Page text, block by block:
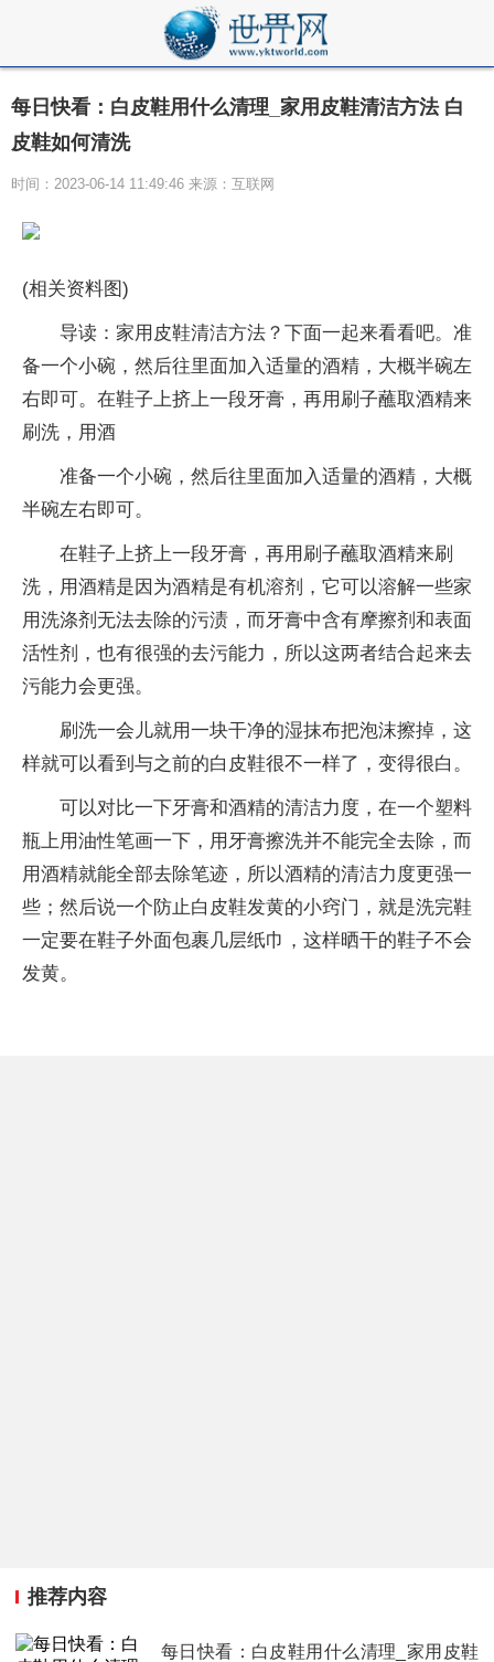
每日快看：白皮鞋用什么清理_家用皮鞋清洁方法 白
皮鞋如何清洗
时间：2023-06-14 11:49:46 来源：互联网
(相关资料图)
导读：家用皮鞋清洁方法？下面一起来看看吧。准
备一个小碗，然后往里面加入适量的酒精，大概半碗左
右即可。在鞋子上挤上一段牙膏，再用刷子蘸取酒精来
刷洗，用酒
准备一个小碗，然后往里面加入适量的酒精，大概
半碗左右即可。
在鞋子上挤上一段牙膏，再用刷子蘸取酒精来刷
洗，用酒精是因为酒精是有机溶剂，它可以溶解一些家
用洗涤剂无法去除的污渍，而牙膏中含有摩擦剂和表面
活性剂，也有很强的去污能力，所以这两者结合起来去
污能力会更强。
刷洗一会儿就用一块干净的湿抹布把泡沫擦掉，这
样就可以看到与之前的白皮鞋很不一样了，变得很白。
可以对比一下牙膏和酒精的清洁力度，在一个塑料
瓶上用油性笔画一下，用牙膏擦洗并不能完全去除，而
用酒精就能全部去除笔迹，所以酒精的清洁力度更强一
些；然后说一个防止白皮鞋发黄的小窍门，就是洗完鞋
一定要在鞋子外面包裹几层纸巾，这样晒干的鞋子不会
发黄。
推荐内容
每日快看：白皮鞋用什么清理_家用皮鞋